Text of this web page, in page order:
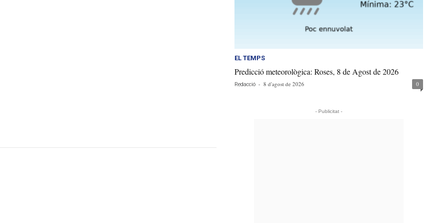
EL TEMPS
Predicció meteorològica: Roses, 8 de Agost de 2026
Redacció - 8 d'agost de 2026 0
- Publicitat -